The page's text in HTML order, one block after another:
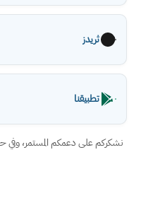
ثريدز
تطبيقنا
نشكركم على دعمكم المستمر، وفي